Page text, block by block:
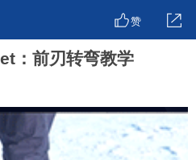
赞
：前刃转弯教学